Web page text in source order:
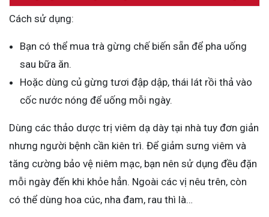
Cách sử dụng:
Bạn có thể mua trà gừng chế biến sẵn để pha uống
sau bữa ăn.
Hoặc dùng củ gừng tươi đập dập, thái lát rồi thả vào
cốc nước nóng để uống mỗi ngày.
Dùng các thảo dược trị viêm dạ dày tại nhà tuy đơn giản
nhưng người bệnh cần kiên trì. Để giảm sưng viêm và
tăng cường bảo vệ niêm mạc, bạn nên sử dụng đều đặn
mỗi ngày đến khi khỏe hẳn. Ngoài các vị nêu trên, còn
có thể dùng hoa cúc, nha đam, rau thì là…